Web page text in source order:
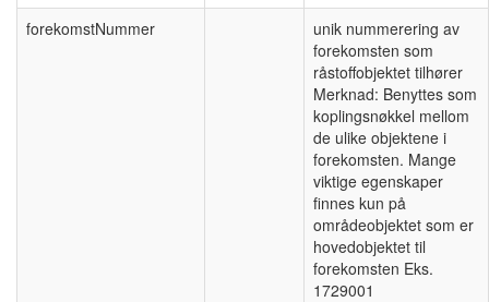
forekomstNummer
unik nummerering av
forekomsten som
råstoffobjektet tilhører
Merknad: Benyttes som
koplingsnøkkel mellom
de ulike objektene i
forekomsten. Mange
viktige egenskaper
finnes kun på
områdeobjektet som er
hovedobjektet til
forekomsten Eks.
1729001